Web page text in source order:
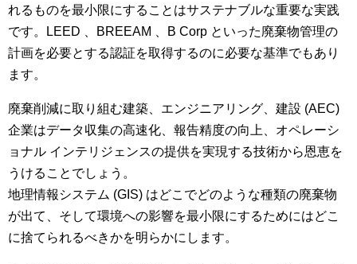
れるものを最小限にすることはサステナブルな重要な実践
です。LEED 、BREEAM 、B Corp といった廃棄物管理の
計画を必要とする認証を取得するのに必要な基準でもあり
ます。
廃棄削減に取り組む建築、エンジニアリング、建設 (AEC)
企業はデータ収集の高速化、報告精度の向上、オペレーシ
ョナル インテリジェンスの提供を実現する技術から恩恵を
うけることでしょう。
地理情報システム (GIS) はどこでどのような種類の廃棄物
が出て、そして環境への影響を最小限にするためにはどこ
に捨てられるべきかを明らかにします。